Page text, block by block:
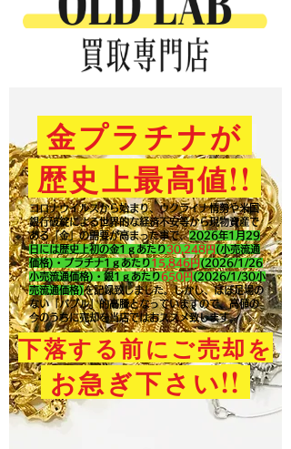
金プラチナが
歴史上最高値!!
コロナウイルスから始まり、ウクライナ情勢や米国
銀行破綻による世界的な経済不安等から現物資産で
ある「金」の需要が高まった事で、2026年1月29
日には歴史上初の金1ｇあたり30,248円 (小売流通
価格)・プラチナ1ｇあたり15,846円 (2026/1/26
小売流通価格)・銀1ｇあたり650円 (2026/1/30小
売流通価格)を記録致しました。​しかし、ほぼ足場の
ない「バブル」的高騰となっていますので、高値の
今のうちに売却を当店ではおススメ致します。
下落する前にご売却を
お急ぎ下さい!!